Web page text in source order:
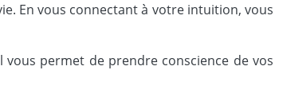
En vous connectant à votre intuition, vous
permet de prendre conscience de vos